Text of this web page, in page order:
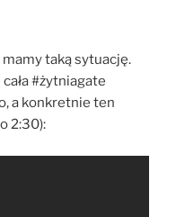
taką sytuację.
#żytniagate
a konkretnie ten
2:30):